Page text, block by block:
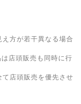
方が若干異なる場合
店頭販売も同時に行
店頭販売を優先させ